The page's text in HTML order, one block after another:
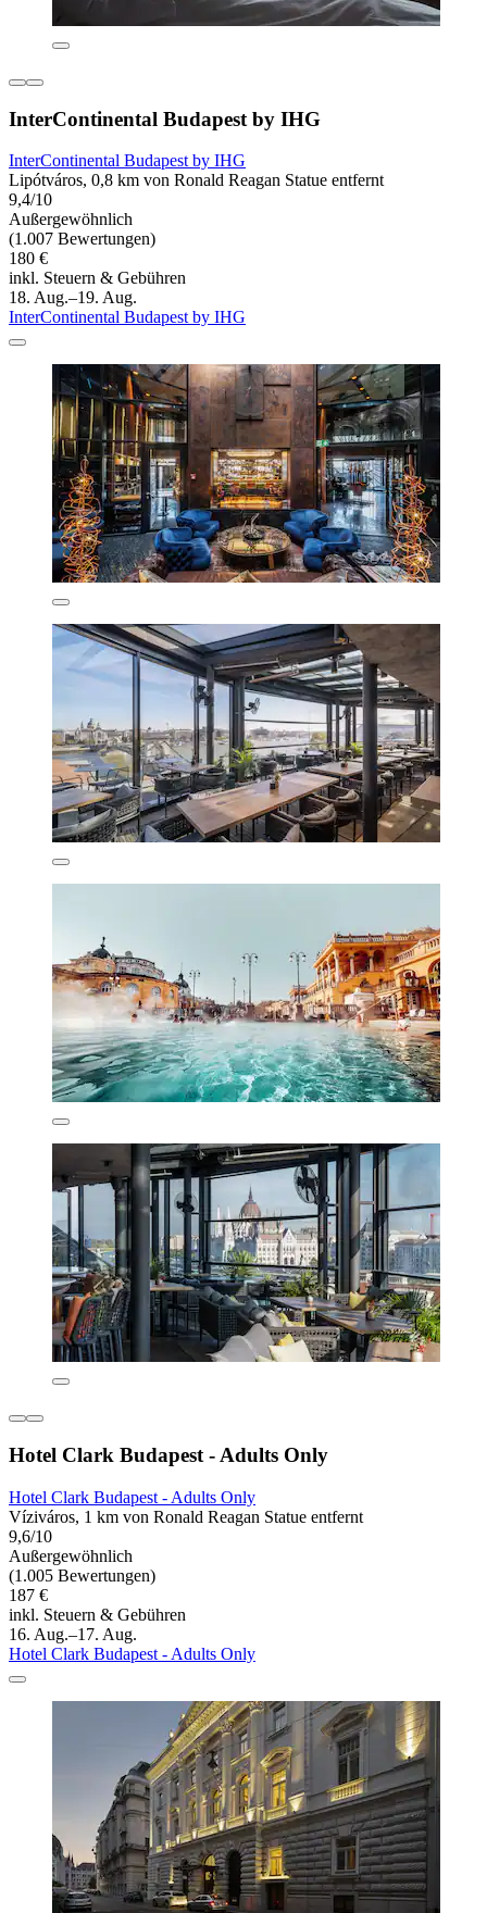
InterContinental Budapest by IHG
InterContinental Budapest by IHG
Lipótváros, 0,8 km von Ronald Reagan Statue entfernt
9,4/10
Außergewöhnlich
(1.007 Bewertungen)
180 €
inkl. Steuern & Gebühren
18. Aug.–19. Aug.
InterContinental Budapest by IHG
Hotel Clark Budapest - Adults Only
Hotel Clark Budapest - Adults Only
Víziváros, 1 km von Ronald Reagan Statue entfernt
9,6/10
Außergewöhnlich
(1.005 Bewertungen)
187 €
inkl. Steuern & Gebühren
16. Aug.–17. Aug.
Hotel Clark Budapest - Adults Only